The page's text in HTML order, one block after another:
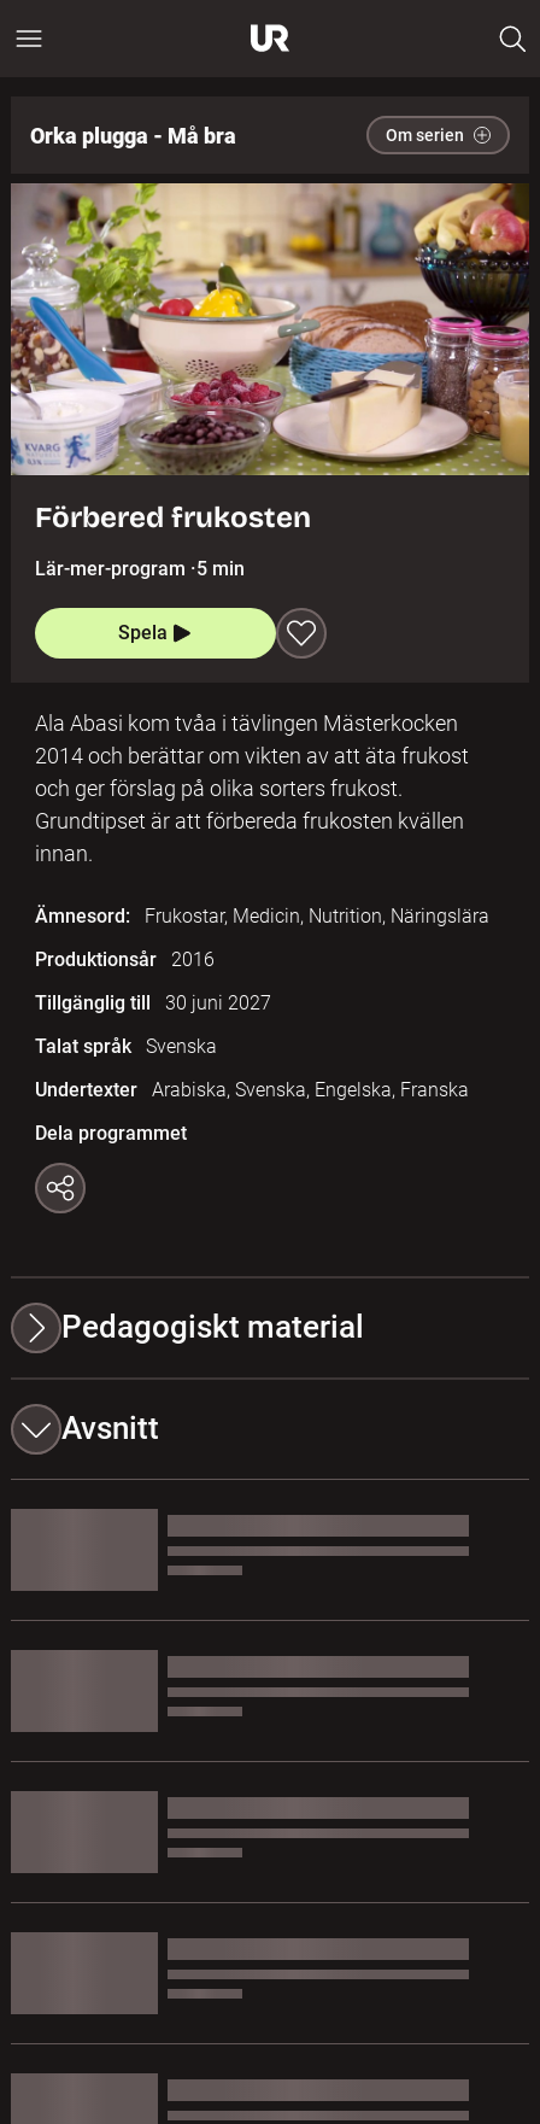
Orka plugga - Må bra Om serien
Förbered frukosten
Lär-mer-program ·5 min
Spela
Ala Abasi kom tvåa i tävlingen Mästerkocken
2014 och berättar om vikten av att äta frukost
och ger förslag på olika sorters frukost.
Grundtipset är att förbereda frukosten kvällen
innan.
Ämnesord:
Frukostar, Medicin, Nutrition, Näringslära
Produktionsår
2016
Tillgänglig till
30 juni 2027
Talat språk
Svenska
Undertexter
Arabiska, Svenska, Engelska, Franska
Dela programmet
Pedagogiskt material
Avsnitt